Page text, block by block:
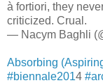
à fortiori, they
criticized. Crual.
— Nacym Baghli
Absorbing
#biennale2014